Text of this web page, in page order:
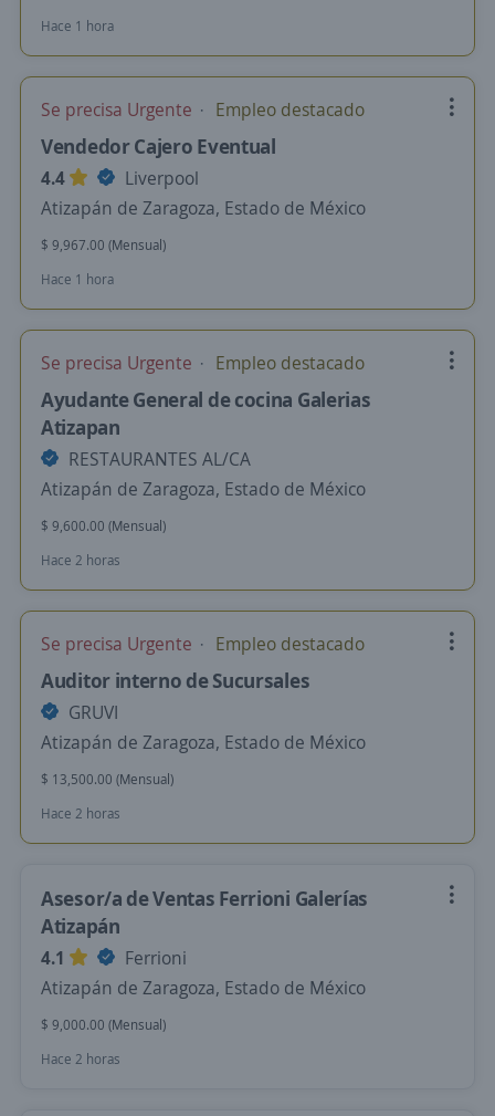
Hace 1 hora
Se precisa Urgente Empleo destacado
Vendedor Cajero Eventual
4.4
Liverpool
Atizapán de Zaragoza, Estado de México
$ 9,967.00 (Mensual)
Hace 1 hora
Se precisa Urgente Empleo destacado
Ayudante General de cocina Galerias
Atizapan
RESTAURANTES AL/CA
Atizapán de Zaragoza, Estado de México
$ 9,600.00 (Mensual)
Hace 2 horas
Se precisa Urgente Empleo destacado
Auditor interno de Sucursales
GRUVI
Atizapán de Zaragoza, Estado de México
$ 13,500.00 (Mensual)
Hace 2 horas
Asesor/a de Ventas Ferrioni Galerías
Atizapán
4.1
Ferrioni
Atizapán de Zaragoza, Estado de México
$ 9,000.00 (Mensual)
Hace 2 horas